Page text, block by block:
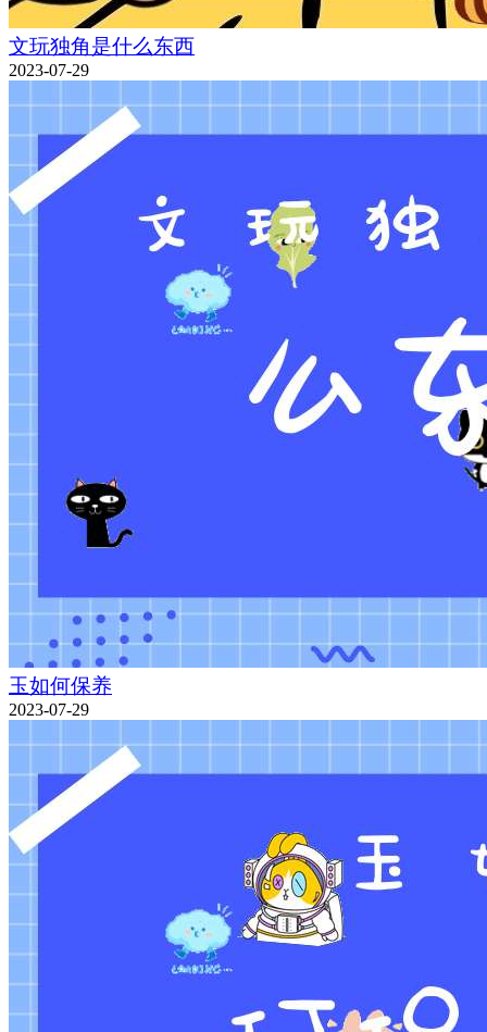
文玩独角是什么东西
2023-07-29
玉如何保养
2023-07-29